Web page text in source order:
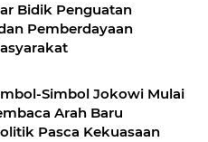
Bidik Penguatan
Pemberdayaan
Simbol Jokowi Mulai
Arah Baru
Pasca Kekuasaan